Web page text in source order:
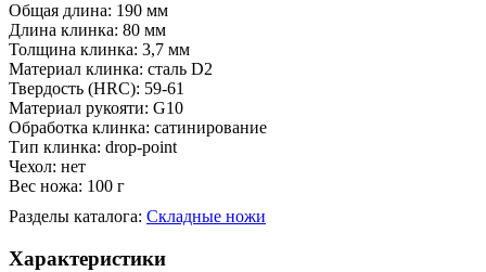
Общая длина: 190 мм
Длина клинка: 80 мм
Толщина клинка: 3,7 мм
Материал клинка: сталь D2
Твердость (HRC): 59-61
Материал рукояти: G10
Обработка клинка: сатинирование
Тип клинка: drop-point
Чехол: нет
Вес ножа: 100 г
Разделы каталога: Складные ножи
Характеристики